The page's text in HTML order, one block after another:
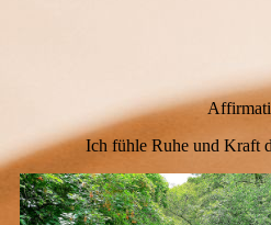
Ich fühle Ruhe und Kraft